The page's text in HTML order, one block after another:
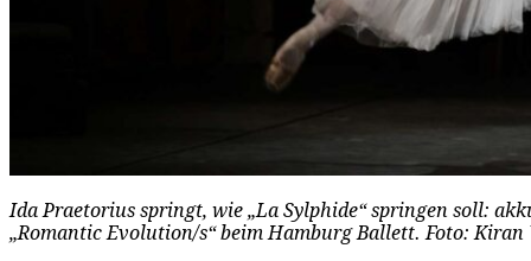
Ida Praetorius springt, wie „La Sylphide“ springen soll:
„Romantic Evolution/s“ beim Hamburg Ballett. Foto: Kiran